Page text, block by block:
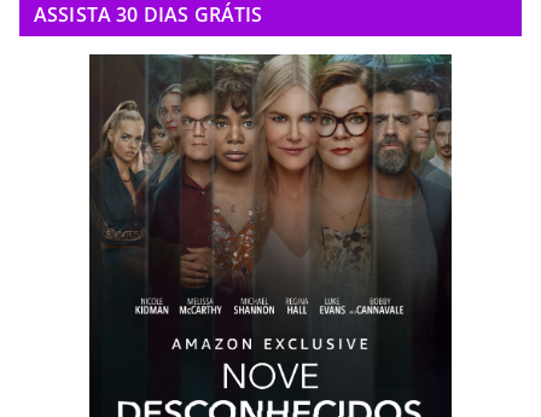
ASSISTA 30 DIAS GRÁTIS